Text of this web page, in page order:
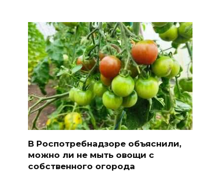
В Роспотребнадзоре объяснили,
можно ли не мыть овощи с
собственного огорода